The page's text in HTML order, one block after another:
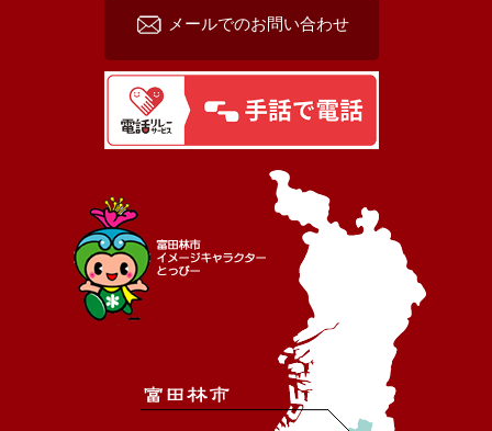
メールでのお問い合わせ